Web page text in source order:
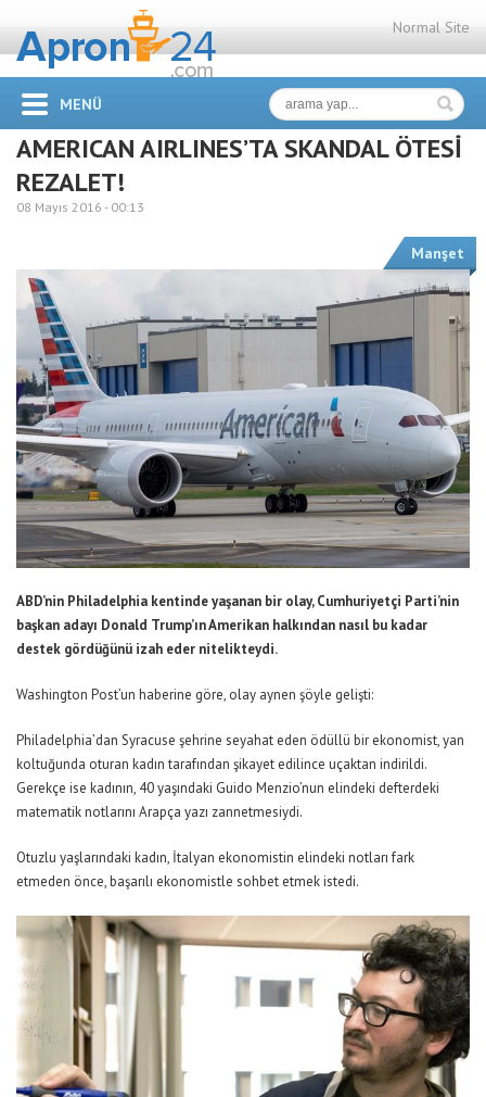
Normal Site
MENÜ
AMERICAN AIRLINES’TA SKANDAL ÖTESİ
REZALET!
08 Mayıs 2016 - 00:13
Manşet
ABD’nin Philadelphia kentinde yaşanan bir olay, Cumhuriyetçi Parti’nin
başkan adayı Donald Trump’ın Amerikan halkından nasıl bu kadar
destek gördüğünü izah eder nitelikteydi.
Washington Post’un haberine göre, olay aynen şöyle gelişti:
Philadelphia’dan Syracuse şehrine seyahat eden ödüllü bir ekonomist, yan
koltuğunda oturan kadın tarafından şikayet edilince uçaktan indirildi.
Gerekçe ise kadının, 40 yaşındaki Guido Menzio’nun elindeki defterdeki
matematik notlarını Arapça yazı zannetmesiydi.
Otuzlu yaşlarındaki kadın, İtalyan ekonomistin elindeki notları fark
etmeden önce, başarılı ekonomistle sohbet etmek istedi.